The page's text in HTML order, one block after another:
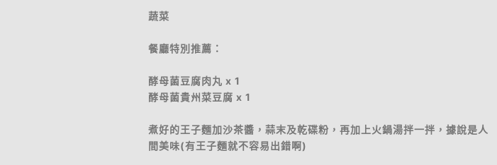
蔬菜
餐廳特別推薦：
酵母菌豆腐肉丸 x 1
酵母菌貴州菜豆腐 x 1
煮好的王子麵加沙茶醬，蒜末及乾碟粉，再加上火鍋湯拌一拌，據說是人
間美味(有王子麵就不容易出錯啊)